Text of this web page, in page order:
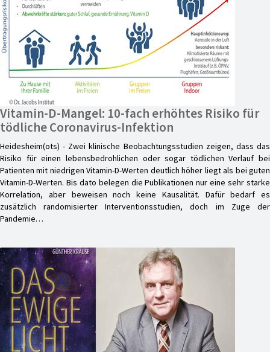
Vitamin-D-Mangel: 10-fach erhöhtes Risiko für
tödliche Coronavirus-Infektion
Heidesheim(ots) - Zwei klinische Beobachtungsstudien zeigen, dass das
Risiko für einen lebensbedrohlichen oder sogar tödlichen Verlauf bei
Patienten mit niedrigen Vitamin-D-Werten deutlich höher liegt als bei guten
Vitamin-D-Werten. Bis dato belegen die Publikationen nur eine sehr starke
Korrelation, aber beweisen noch keine Kausalität. Dafür bedarf es
zusätzlich randomisierter Interventionsstudien, doch im Zuge der
Pandemie…